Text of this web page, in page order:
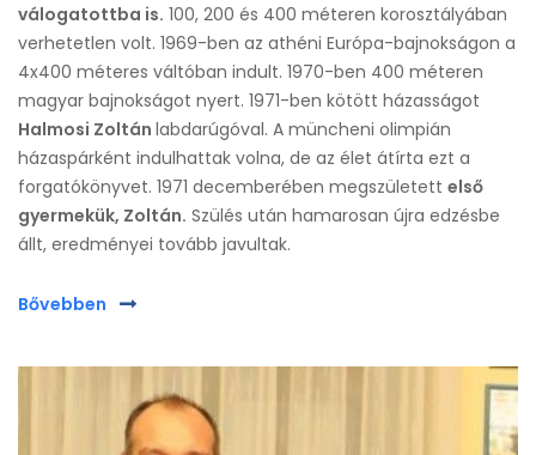
válogatottba is. 100, 200 és 400 méteren korosztályában
verhetetlen volt. 1969-ben az athéni Európa-bajnokságon a
4x400 méteres váltóban indult. 1970-ben 400 méteren
magyar bajnokságot nyert. 1971-ben kötött házasságot
Halmosi Zoltán labdarúgóval. A müncheni olimpián
házaspárként indulhattak volna, de az élet átírta ezt a
forgatókönyvet. 1971 decemberében megszületett első
gyermekük, Zoltán. Szülés után hamarosan újra edzésbe
állt, eredményei tovább javultak.
Bővebben